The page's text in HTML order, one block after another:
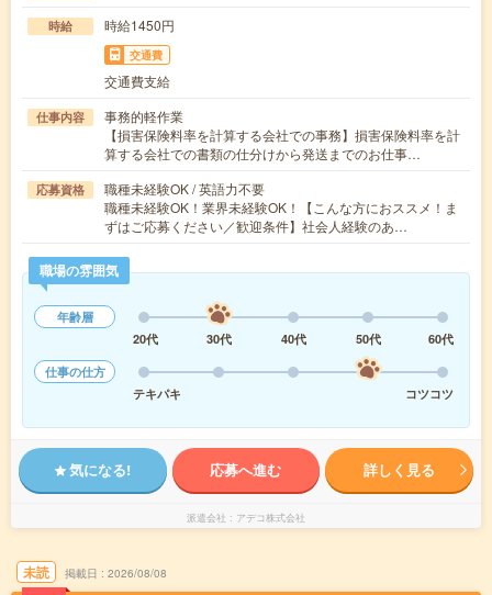
時給 時給1450円
交通費
交通費支給
仕事内容
事務的軽作業
【損害保険料率を計算する会社での事務】損害保険料率を計
算する会社での書類の仕分けから発送までのお仕事…
応募資格
職種未経験OK / 英語力不要
職種未経験OK！業界未経験OK！【こんな方におススメ！ま
ずはご応募ください／歓迎条件】社会人経験のあ…
職場の雰囲気
年齢層
20代
30代 40代 50代
60代
仕事の仕方
テキパキ
コツコツ
気になる! 応募へ進む 詳しく見る
派遣会社 アデコ株式会社
未読 掲載日 2026/08/08